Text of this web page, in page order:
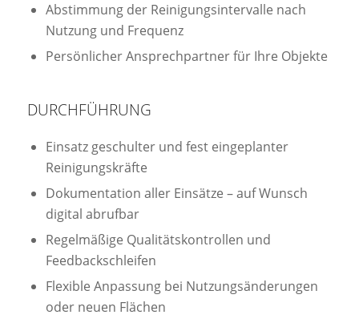
Abstimmung der Reinigungsintervalle nach
Nutzung und Frequenz
Persönlicher Ansprechpartner für Ihre Objekte
DURCHFÜHRUNG
Einsatz geschulter und fest eingeplanter
Reinigungskräfte
Dokumentation aller Einsätze – auf Wunsch
digital abrufbar
Regelmäßige Qualitätskontrollen und
Feedbackschleifen
Flexible Anpassung bei Nutzungsänderungen
oder neuen Flächen